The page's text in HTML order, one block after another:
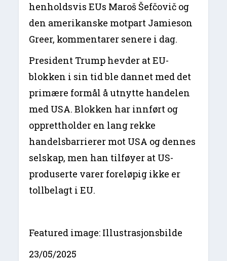
henholdsvis EUs Maroš Šefčovič og
den amerikanske motpart Jamieson
Greer, kommentarer senere i dag.
President Trump hevder at EU-
blokken i sin tid ble dannet med det
primære formål å utnytte handelen
med USA. Blokken har innført og
opprettholder en lang rekke
handelsbarrierer mot USA og dennes
selskap, men han tilføyer at US-
produserte varer foreløpig ikke er
tollbelagt i EU.
Featured image: Illustrasjonsbilde
23/05/2025